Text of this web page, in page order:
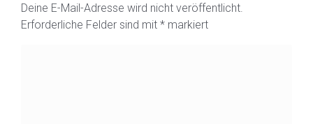
Deine E-Mail-Adresse wird nicht veröffentlicht.
Erforderliche Felder sind mit * markiert